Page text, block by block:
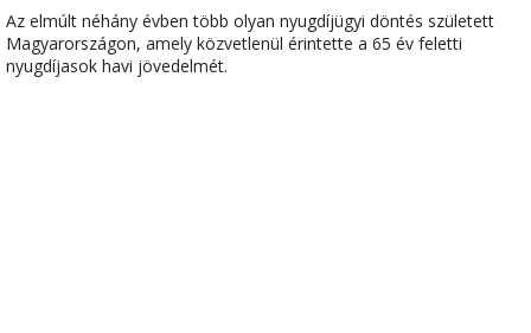
Az elmúlt néhány évben több olyan nyugdíjügyi döntés született
Magyarországon, amely közvetlenül érintette a 65 év feletti
nyugdíjasok havi jövedelmét.